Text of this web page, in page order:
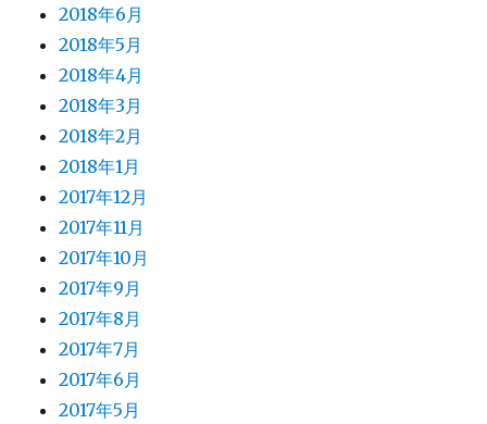
2018年6月
2018年5月
2018年4月
2018年3月
2018年2月
2018年1月
2017年12月
2017年11月
2017年10月
2017年9月
2017年8月
2017年7月
2017年6月
2017年5月